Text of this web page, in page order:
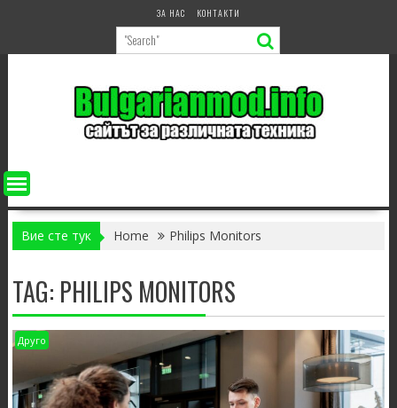
ЗА НАС КОНТАКТИ
Вие сте тук Home Philips Monitors
TAG: PHILIPS MONITORS
Друго